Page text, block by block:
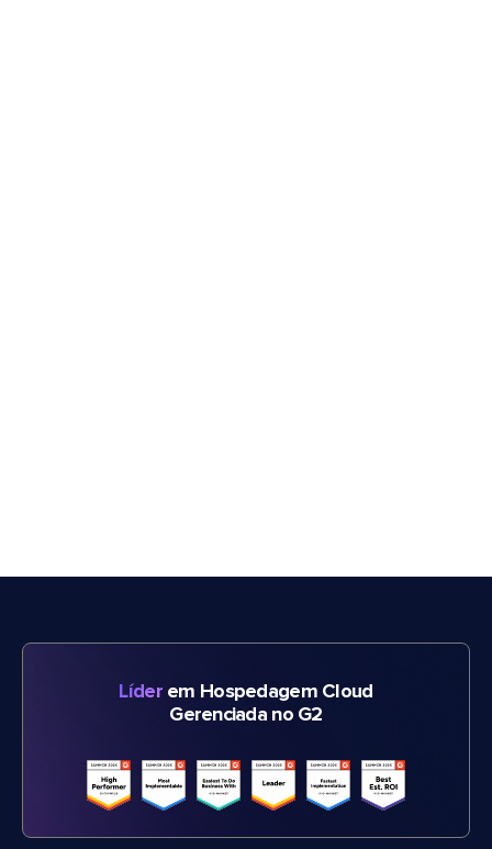
Líderem Hospedagem Cloud
Gerenciada no G2